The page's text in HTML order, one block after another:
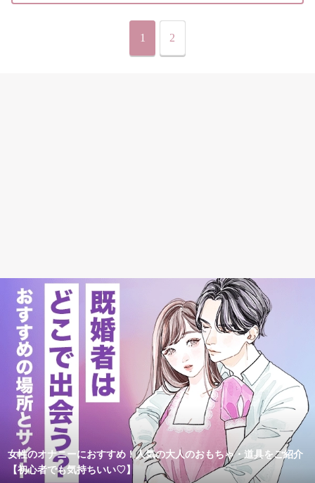
1 2
女性のオナニーにおすすめ！人気の大人のおもちゃ・道具をご紹介
【初心者でも気持ちいい♡】